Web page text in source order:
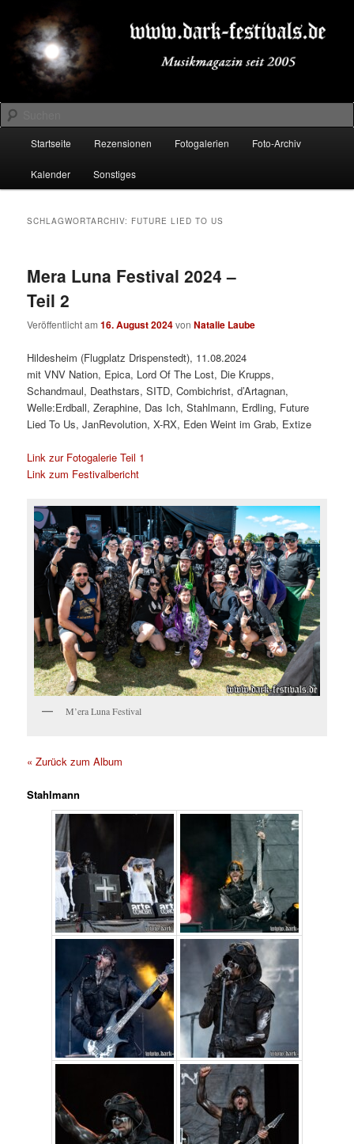
primären
Inhalt
springen
sekundären
Inhalt
springenDARK-FESTIVALS.DE
Suchen
Startseite Rezensionen Fotogalerien Foto-Archiv
Kalender Sonstiges
SCHLAGWORTARCHIV: FUTURE LIED TO US
Mera Luna Festival 2024 –
Teil 2
Veröffentlicht am16. August 2024vonNatalie Laube
Hildesheim (Flugplatz Drispenstedt), 11.08.2024
mit VNV Nation, Epica, Lord Of The Lost, Die Krupps,
Schandmaul, Deathstars, SITD, Combichrist, d’Artagnan,
Welle:Erdball, Zeraphine, Das Ich, Stahlmann, Erdling, Future
Lied To Us, JanRevolution, X-RX, Eden Weint im Grab, Extize
Link zur Fotogalerie Teil 1
Link zum Festivalbericht
M’era Luna Festival
« Zurück zum Album
Stahlmann